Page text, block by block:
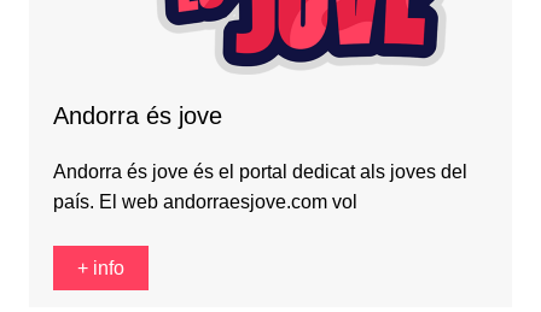
Andorra és jove
Andorra és jove és el portal dedicat als joves del
país. El web andorraesjove.com vol
+ info